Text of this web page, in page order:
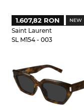
Saint Laurent
SL M154 - 003
1.607,82 RON